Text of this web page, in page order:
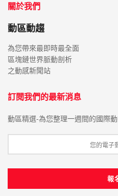
關於我們
動區動趨
為您帶來最即時最全面
區塊鏈世界脈動剖析
之動感新聞站
訂閱我們的最新消息
動區精選-為您整理一週間的國際